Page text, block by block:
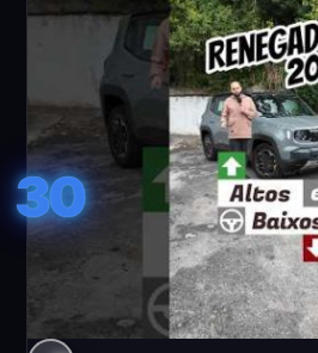
30